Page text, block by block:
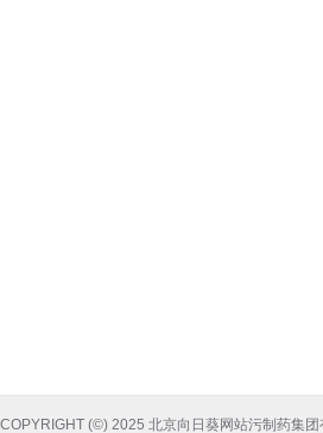
COPYRIGHT (©) 2025 北京向日葵网站污制药集